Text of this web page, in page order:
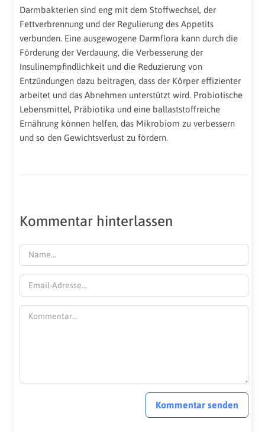
Darmbakterien sind eng mit dem Stoffwechsel, der
Fettverbrennung und der Regulierung des Appetits
verbunden. Eine ausgewogene Darmflora kann durch die
Förderung der Verdauung, die Verbesserung der
Insulinempfindlichkeit und die Reduzierung von
Entzündungen dazu beitragen, dass der Körper effizienter
arbeitet und das Abnehmen unterstützt wird. Probiotische
Lebensmittel, Präbiotika und eine ballaststoffreiche
Ernährung können helfen, das Mikrobiom zu verbessern
und so den Gewichtsverlust zu fördern.
Kommentar hinterlassen
Kommentar senden